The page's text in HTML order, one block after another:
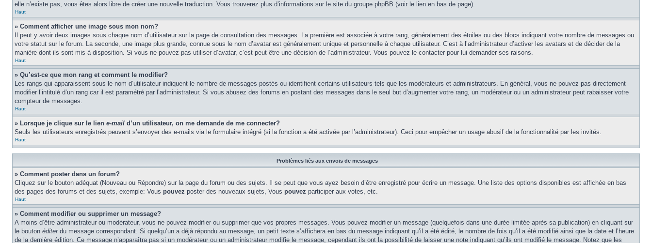
elle n’existe pas, vous êtes alors libre de créer une nouvelle traduction. Vous trouverez plus d’informations sur le site du groupe phpBB (voir le lien en bas de page).
Haut
» Comment afficher une image sous mon nom?
Il peut y avoir deux images sous chaque nom d’utilisateur sur la page de consultation des messages. La première est associée à votre rang, généralement des étoiles ou des blocs indiquant votre nombre de messages ou
votre statut sur le forum. La seconde, une image plus grande, connue sous le nom d’avatar est généralement unique et personnelle à chaque utilisateur. C’est à l’administrateur d’activer les avatars et de décider de la
manière dont ils sont mis à disposition. Si vous ne pouvez pas utiliser d’avatar, c’est peut-être une décision de l’administrateur. Vous pouvez le contacter pour lui demander ses raisons.
Haut
» Qu’est-ce que mon rang et comment le modifier?
Les rangs qui apparaissent sous le nom d’utilisateur indiquent le nombre de messages postés ou identifient certains utilisateurs tels que les modérateurs et administrateurs. En général, vous ne pouvez pas directement
modifier l’intitulé d’un rang car il est paramétré par l’administrateur. Si vous abusez des forums en postant des messages dans le seul but d’augmenter votre rang, un modérateur ou un administrateur peut rabaisser votre
compteur de messages.
Haut
» Lorsque je clique sur le lien e-mail d’un utilisateur, on me demande de me connecter?
Seuls les utilisateurs enregistrés peuvent s’envoyer des e-mails via le formulaire intégré (si la fonction a été activée par l’administrateur). Ceci pour empêcher un usage abusif de la fonctionnalité par les invités.
Haut
Problèmes liés aux envois de messages
» Comment poster dans un forum?
Cliquez sur le bouton adéquat (Nouveau ou Répondre) sur la page du forum ou des sujets. Il se peut que vous ayez besoin d’être enregistré pour écrire un message. Une liste des options disponibles est affichée en bas
des pages des forums et des sujets, exemple: Vous pouvez poster des nouveaux sujets, Vous pouvez participer aux votes, etc.
Haut
» Comment modifier ou supprimer un message?
A moins d’être administrateur ou modérateur, vous ne pouvez modifier ou supprimer que vos propres messages. Vous pouvez modifier un message (quelquefois dans une durée limitée après sa publication) en cliquant sur
le bouton éditerdu message correspondant. Si quelqu’un a déjà répondu au message, un petit texte s’affichera en bas du message indiquant qu’il a été édité, le nombre de fois qu’il a été modifié ainsi que la date et l’heure
de la dernière édition. Ce message n’apparaîtra pas si un modérateur ou un administrateur modifie le message, cependant ils ont la possibilité de laisser une note indiquant qu’ils ont modifié le message. Notez que les